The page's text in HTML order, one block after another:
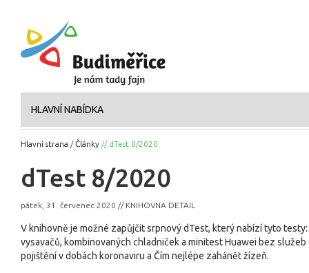
HLAVNÍ NABÍDKA
Hlavní strana /Články // dTest 8/2020
dTest 8/2020
pátek, 31. červenec 2020 // KNIHOVNA DETAIL
V knihovně je možné zapůjčit srpnový dTest, který nabízí tyto
vysavačů, kombinovaných chladniček a minitest Huawei bez
pojištění v dobách koronaviru a Čím nejlépe zahánět žízeň.